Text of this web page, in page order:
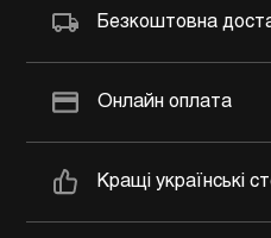
Безкоштовна
Онлайн оплата
Кращі українські